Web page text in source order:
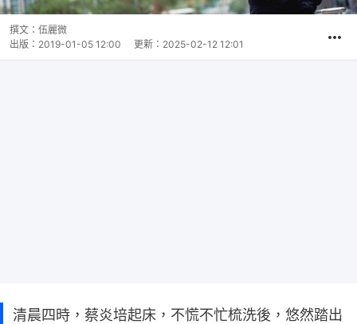
撰文： 伍麗微
出版： 2019-01-05 12:00 更新： 2025-02-12 12:01
清晨四時，蔡炎培起床，不慌不忙梳洗後，悠然踏出